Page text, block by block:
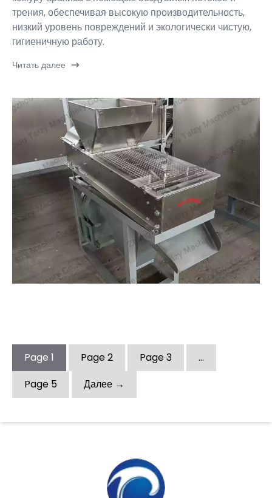
трения, обеспечивая высокую производительность,
низкий уровень повреждений и экологически чистую,
гигиеничную работу.
Читать далее
Page 1 Page2 Page3
…
Page 5 Далее →